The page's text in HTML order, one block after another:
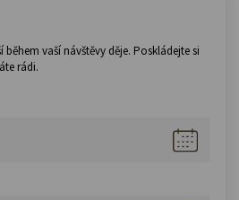
během vaší návštěvy děje. Poskládejte si
rádi.